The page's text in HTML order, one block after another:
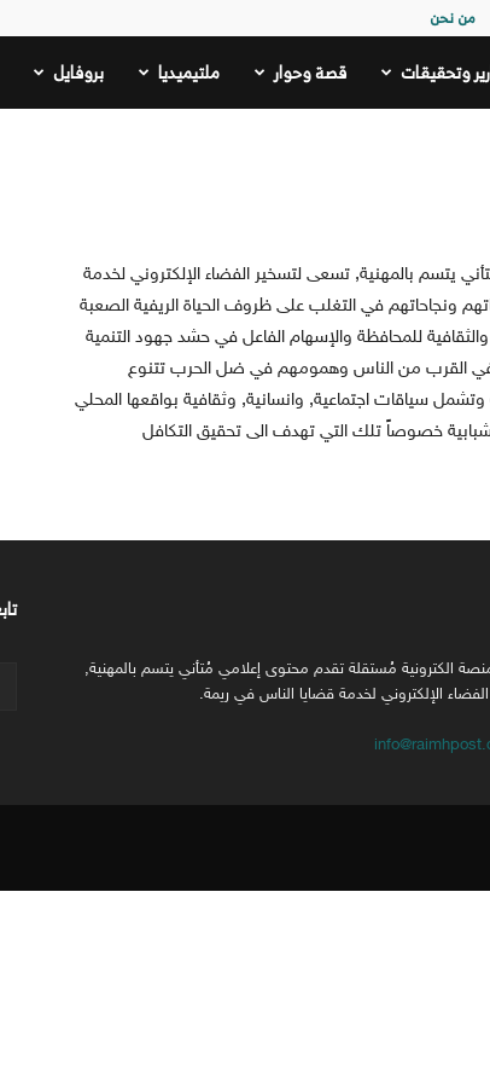
من نحن
وتحقيقات قصة وحوار ملتيميديا بروفايل
يتسم بالمهنية, تسعى لتسخير الفضاء الإلكتروني لخدمة
ونجاحاتهم في التغلب على ظروف الحياة الريفية الصعبة
والثقافية للمحافظة والإسهام الفاعل في حشد جهود التنمية
في القرب من الناس وهمومهم في ضل الحرب تتنوع
وتشمل سياقات اجتماعية, وانسانية, وثقافية بواقعها المحلي
خصوصاً تلك التي تهدف الى تحقيق التكافل
الكترونية مُستقلة تقدم محتوى إعلامي مُتأني يتسم بالمهنية,
الإلكتروني لخدمة قضايا الناس في ريمة.